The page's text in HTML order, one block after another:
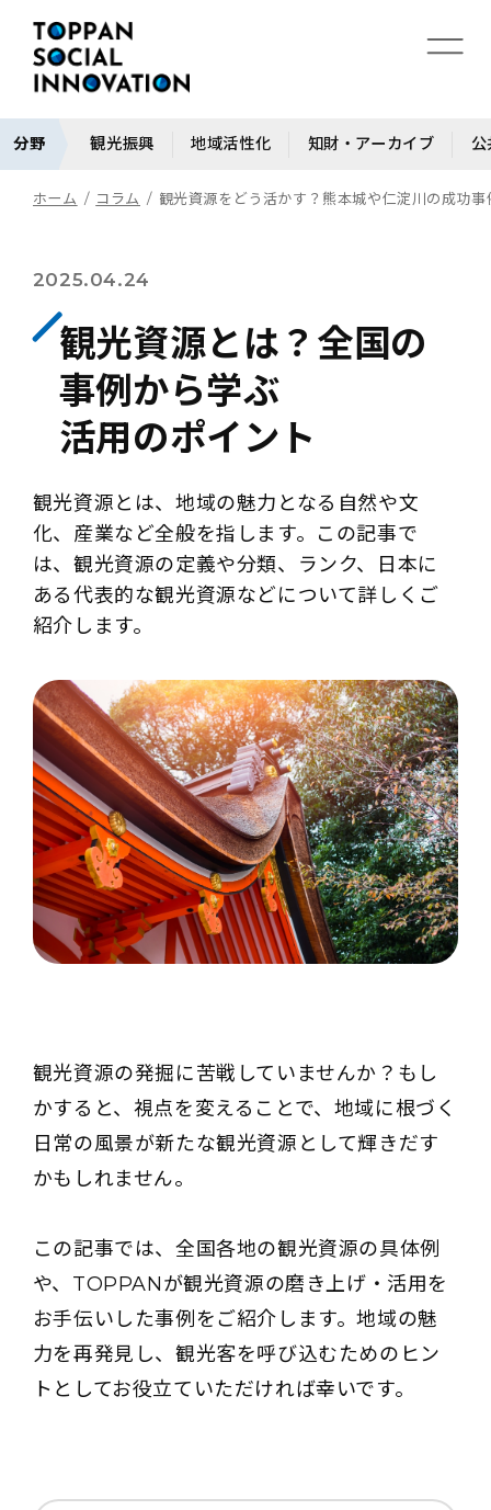
分野 観光振興 地域活性化 知財・アーカイブ
ホーム コラム 観光資源をどう活かす？熊本城や仁淀川の成功
2025.04.24
観光資源とは？全国の
事例から学ぶ
活用のポイント
観光資源とは、地域の魅力となる自然や文
化、産業など全般を指します。この記事で
は、観光資源の定義や分類、ランク、日本に
ある代表的な観光資源などについて詳しくご
紹介します。
観光資源の発掘に苦戦していませんか？もし
かすると、視点を変えることで、地域に根づく
日常の風景が新たな観光資源として輝きだす
かもしれません。
この記事では、全国各地の観光資源の具体例
や、TOPPANが観光資源の磨き上げ・活用を
お手伝いした事例をご紹介します。地域の魅
力を再発見し、観光客を呼び込むためのヒン
トとしてお役立ていただければ幸いです。